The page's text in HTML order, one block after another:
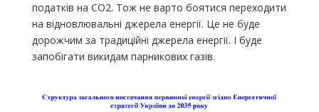
податків на СО2. Тож не варто боятися переходити
на відновлювальні джерела енергії. Це не буде
дорожчим за традиційні джерела енергії. І буде
запобігати викидам парникових газів.